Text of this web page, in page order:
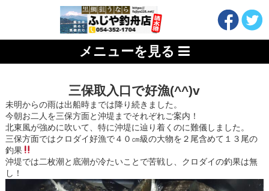
メニューを見る
三保取入口で好漁(^^)v
未明からの雨は出船時までは降り続きました。
今朝お二人を三保方面と沖堤までそれぞれご案内！
北東風が強めに吹いて、特に沖堤に辿り着くのに難儀しました。
三保方面ではクロダイ好漁で４０㎝級の大物を２尾含めて１３尾の
釣果
沖堤では二枚潮と底潮が冷たいことで苦戦し、クロダイの釣果は無
し！